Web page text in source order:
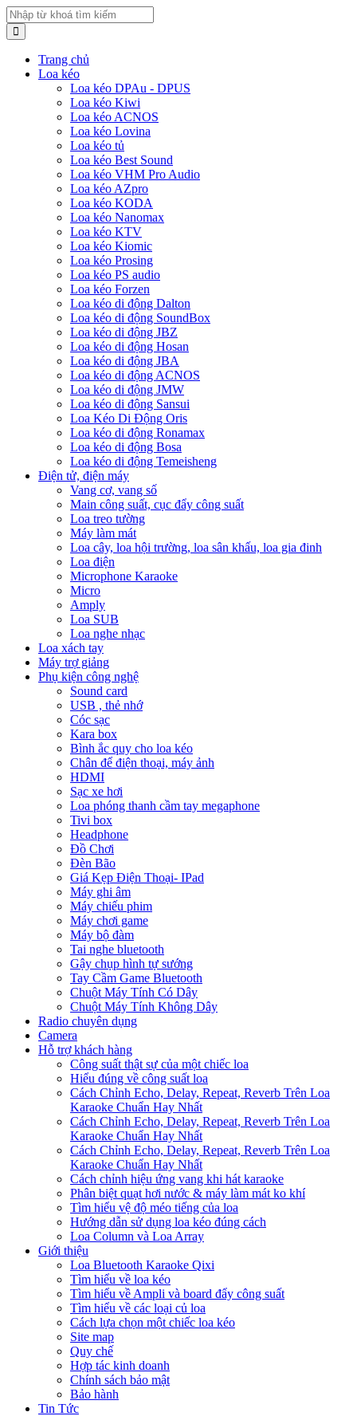
Trang chủ
Loa kéo
Loa kéo DPAu - DPUS
Loa kéo Kiwi
Loa kéo ACNOS
Loa kéo Lovina
Loa kéo tủ
Loa kéo Best Sound
Loa kéo VHM Pro Audio
Loa kéo AZpro
Loa kéo KODA
Loa kéo Nanomax
Loa kéo KTV
Loa kéo Kiomic
Loa kéo Prosing
Loa kéo PS audio
Loa kéo Forzen
Loa kéo di động Dalton
Loa kéo di động SoundBox
Loa kéo di động JBZ
Loa kéo di động Hosan
Loa kéo di động JBA
Loa kéo di động ACNOS
Loa kéo di động JMW
Loa kéo di động Sansui
Loa Kéo Di Động Oris
Loa kéo di động Ronamax
Loa kéo di động Bosa
Loa kéo di động Temeisheng
Điện tử, điện máy
Vang cơ, vang số
Main công suất, cục đẩy công suất
Loa treo tường
Máy làm mát
Loa cây, loa hội trường, loa sân khấu, loa gia đinh
Loa điện
Microphone Karaoke
Micro
Amply
Loa SUB
Loa nghe nhạc
Loa xách tay
Máy trợ giảng
Phụ kiện công nghệ
Sound card
USB , thẻ nhớ
Cóc sạc
Kara box
Bình ắc quy cho loa kéo
Chân để điện thoại, máy ảnh
HDMI
Sạc xe hơi
Loa phóng thanh cầm tay megaphone
Tivi box
Headphone
Đồ Chơi
Đèn Bão
Giá Kẹp Điện Thoại- IPad
Máy ghi âm
Máy chiếu phim
Máy chơi game
Máy bộ đàm
Tai nghe bluetooth
Gậy chụp hình tự sướng
Tay Cầm Game Bluetooth
Chuột Máy Tính Có Dây
Chuột Máy Tính Không Dây
Radio chuyên dụng
Camera
Hỗ trợ khách hàng
Công suất thật sự của một chiếc loa
Hiểu đúng về công suất loa
Cách Chỉnh Echo, Delay, Repeat, Reverb Trên Loa
Karaoke Chuẩn Hay Nhất
Cách Chỉnh Echo, Delay, Repeat, Reverb Trên Loa
Karaoke Chuẩn Hay Nhất
Cách Chỉnh Echo, Delay, Repeat, Reverb Trên Loa
Karaoke Chuẩn Hay Nhất
Cách chỉnh hiệu ứng vang khi hát karaoke
Phân biệt quạt hơi nước & máy làm mát ko khí
Tìm hiểu vệ độ méo tiếng của loa
Hướng dẫn sử dụng loa kéo đúng cách
Loa Column và Loa Array
Giới thiệu
Loa Bluetooth Karaoke Qixi
Tìm hiểu về loa kéo
Tìm hiểu về Ampli và board đẩy công suất
Tìm hiểu về các loại củ loa
Cách lựa chọn một chiếc loa kéo
Site map
Quy chế
Hợp tác kinh doanh
Chính sách bảo mật
Bảo hành
Tin Tức